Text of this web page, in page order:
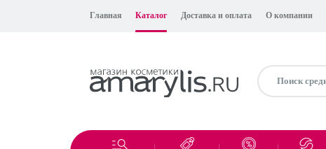
Главная Каталог Доставка и оплата О компании